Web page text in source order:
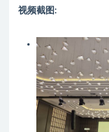
视频截图: